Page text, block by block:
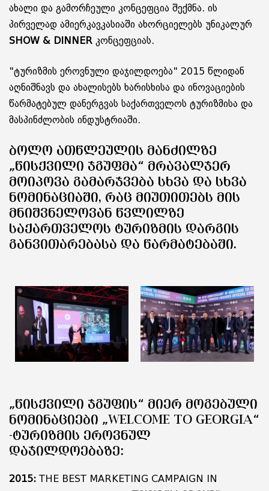
ახალი და გამორჩეული კონცეფცია შექმნა. ის
პირველად ამიერკავკასიაში ახორციელებს უნიკალურ
SHOW & DINNER კონცეფციას.
"ტურიზმის ეროვნული დაჯილდოება" 2015 წლიდან
აღნიშნავს და ახალისებს ხარისხისა და ინოვაციების
წარმატებულ დანერგვას საქართველოს ტურიზმისა და
მასპინძლობის ინდუსტრიაში.
ᲑᲝᲚᲝ ᲐᲗᲬᲚᲔᲣᲚᲘᲡ ᲛᲐᲜᲫᲘᲚᲖᲔ
„ᲬᲘᲡᲥᲕᲘᲚᲘ ᲯᲒᲣᲤᲛᲐ“ ᲛᲠᲐᲕᲐᲚᲯᲔᲠ
ᲛᲝᲘᲞᲝᲕᲐ ᲒᲐᲛᲐᲠᲯᲕᲔᲑᲐ ᲡᲮᲕᲐ ᲓᲐ ᲡᲮᲕᲐ
ᲜᲝᲛᲘᲜᲐᲪᲘᲐᲨᲘ, ᲠᲐᲪ ᲛᲘᲣᲗᲘᲗᲔᲑᲡ ᲛᲘᲡ
ᲛᲜᲘᲨᲕᲜᲔᲚᲝᲕᲐᲜ ᲬᲕᲚᲘᲚᲖᲔ
ᲡᲐᲥᲐᲠᲗᲕᲔᲚᲝᲡ ᲢᲣᲠᲘᲖᲛᲘᲡ ᲓᲐᲠᲒᲘᲡ
ᲒᲐᲜᲕᲘᲗᲐᲠᲔᲑᲐᲡᲐ ᲓᲐ ᲬᲐᲠᲛᲐᲢᲔᲑᲐᲨᲘ.
„ᲬᲘᲡᲥᲕᲘᲚᲘ ᲯᲒᲣᲤᲘᲡ“ ᲛᲘᲔᲠ ᲛᲝᲒᲔᲑᲣᲚᲘ
ᲜᲝᲛᲘᲜᲐᲪᲘᲔᲑᲘ „WELCOME TO GEORGIA“
-ᲢᲣᲠᲘᲖᲛᲘᲡ ᲔᲠᲝᲕᲜᲣᲚ
ᲓᲐᲯᲘᲚᲓᲝᲔᲑᲐᲖᲔ:
2015:
THE BEST MARKETING CAMPAIGN IN